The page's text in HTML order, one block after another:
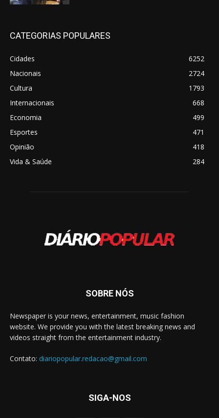
CATEGORIAS POPULARES
Cidades
6252
Nacionais
2724
Cultura
1793
Internacionais
668
Economia
499
Esportes
471
Opinião
418
Vida & Saúde
284
SOBRE NÓS
Newspaper is your news, entertainment, music fashion
website. We provide you with the latest breaking news and
videos straight from the entertainment industry.
Contato: diariopopular.redacao@gmail.com
SIGA-NOS